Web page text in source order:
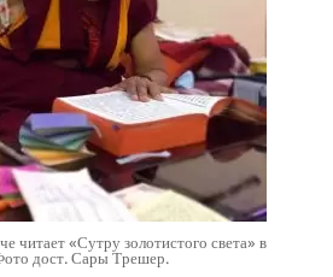
читает «Сутру золотистого света» в
дост. Сары Трешер.